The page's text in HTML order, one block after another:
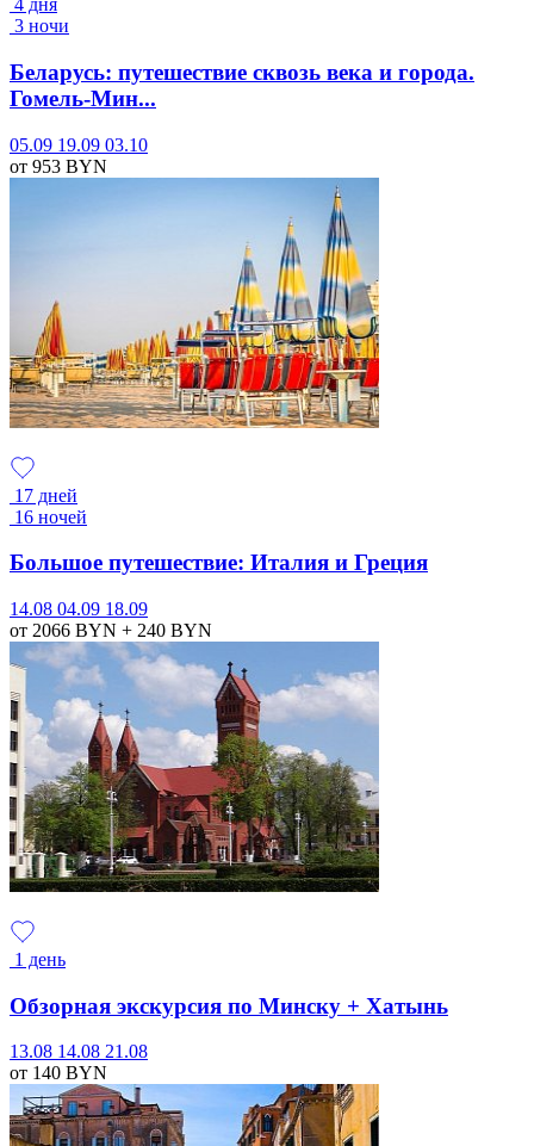
4 дня
3 ночи
Беларусь: путешествие сквозь века и города.
Гомель-Мин...
05.09 19.09 03.10
от 953 BYN
17 дней
16 ночей
Большое путешествие: Италия и Греция
14.08 04.09 18.09
от 2066 BYN + 240 BYN
1 день
Обзорная экскурсия по Минску + Хатынь
13.08 14.08 21.08
от 140 BYN